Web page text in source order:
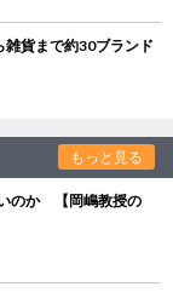
貨まで約30ブランド
もっと見る
のか 【岡嶋教授の